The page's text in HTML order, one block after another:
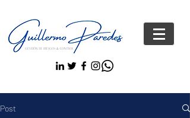
Post